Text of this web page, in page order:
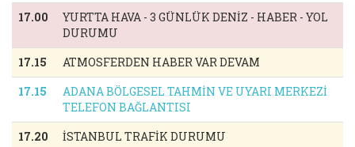
17.00
YURTTA HAVA - 3 GÜNLÜK DENİZ - HABER - YOL
DURUMU
17.15
ATMOSFERDEN HABER VAR DEVAM
17.15
ADANA BÖLGESEL TAHMİN VE UYARI MERKEZİ
TELEFON BAĞLANTISI
17.20
İSTANBUL TRAFİK DURUMU